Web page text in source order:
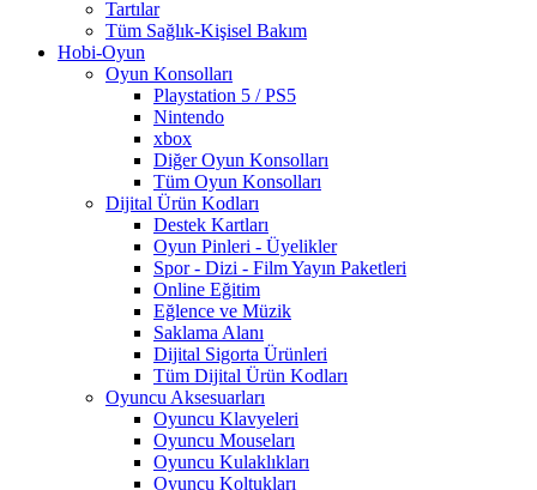
Tartılar
Tüm Sağlık-Kişisel Bakım
Hobi-Oyun
Oyun Konsolları
Playstation 5 / PS5
Nintendo
xbox
Diğer Oyun Konsolları
Tüm Oyun Konsolları
Dijital Ürün Kodları
Destek Kartları
Oyun Pinleri - Üyelikler
Spor - Dizi - Film Yayın Paketleri
Online Eğitim
Eğlence ve Müzik
Saklama Alanı
Dijital Sigorta Ürünleri
Tüm Dijital Ürün Kodları
Oyuncu Aksesuarları
Oyuncu Klavyeleri
Oyuncu Mouseları
Oyuncu Kulaklıkları
Oyuncu Koltukları